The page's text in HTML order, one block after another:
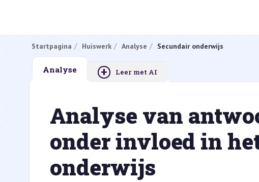
Startpagina Huiswerk Analyse Secundair onderwijs
Analyse + Leer met AI
Analyse van
onder invloed in
onderwijs